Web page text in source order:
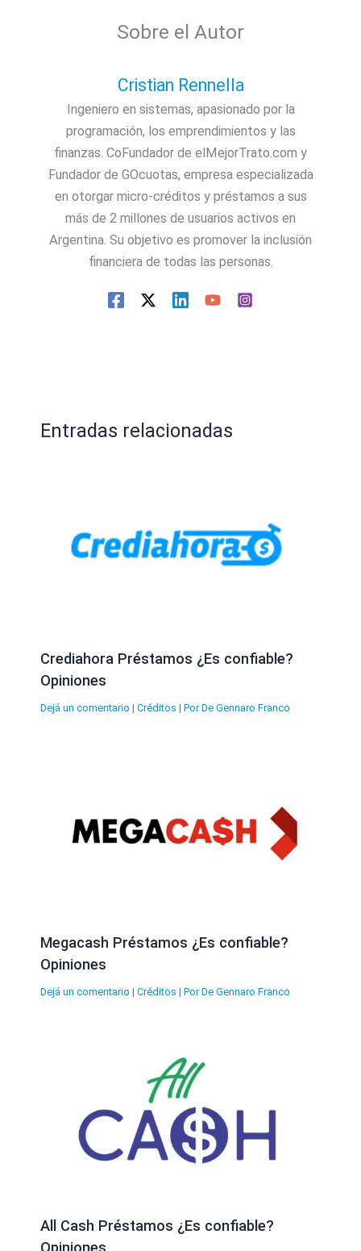
Sobre el Autor
Cristian Rennella
Ingeniero en sistemas, apasionado por la
programación, los emprendimientos y las
finanzas. CoFundador de elMejorTrato.com y
Fundador de GOcuotas, empresa especializada
en otorgar micro-créditos y préstamos a sus
más de 2 millones de usuarios activos en
Argentina. Su objetivo es promover la inclusión
financiera de todas las personas.
Entradas relacionadas
Crediahora Préstamos ¿Es confiable?
Opiniones
Dejá un comentario | Créditos | Por De Gennaro Franco
Megacash Préstamos ¿Es confiable?
Opiniones
Dejá un comentario | Créditos | Por De Gennaro Franco
All Cash Préstamos ¿Es confiable?